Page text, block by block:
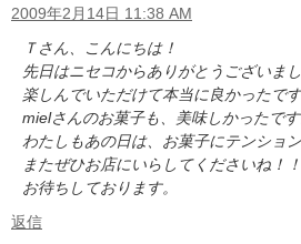
2009年2月14日 11:38 AM
Ｔさん、こんにちは！
先日はニセコからありがとうございまし
楽しんでいただけて本当に良かったで
mielさんのお菓子も、美味しかったです
わたしもあの日は、お菓子にテンショ
またぜひお店にいらしてくださいね！！
お待ちしております。
返信